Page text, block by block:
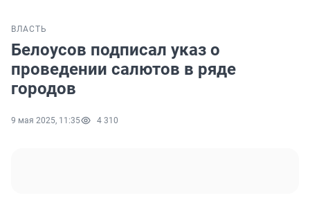
ВЛАСТЬ
Белоусов подписал указ о
проведении салютов в ряде
городов
9 мая 2025, 11:35 4 310